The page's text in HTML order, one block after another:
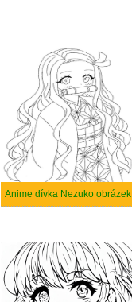
Anime dívka Nezuko obrázek